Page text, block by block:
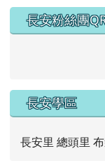
長安粉絲團
長安學區
長安里 總頭里